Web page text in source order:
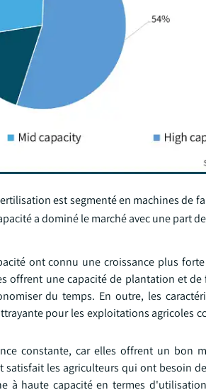
est segmenté en machines de
a dominé le marché avec une part
ont connu une croissance plus
offrent une capacité de plantation et
du temps. En outre, les
pour les exploitations agricoles
constante, car elles offrent un bon
les agriculteurs qui ont besoin
à haute capacité en termes